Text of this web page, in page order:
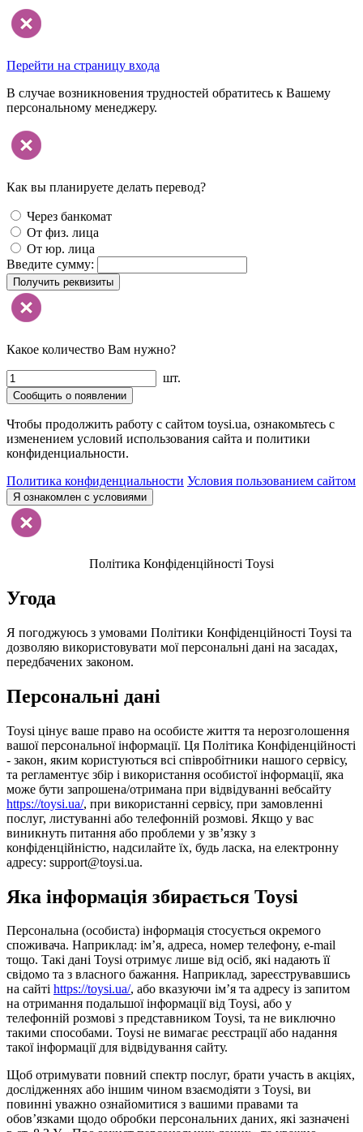
Перейти на страницу входа
В случае возникновения трудностей обратитесь к Вашему
персональному менеджеру.
Как вы планируете делать перевод?
Через банкомат
От физ. лица
От юр. лица
Введите сумму:
Получить реквизиты
Какое количество Вам нужно?
шт.
Сообщить о появлении
Чтобы продолжить работу с сайтом toysi.ua, ознакомьтесь с
изменением условий использования сайта и политики
конфиденциальности.
Политика конфиденциальности Условия пользованием сайтом
Я ознакомлен с условиями
Політика Конфіденційності Toysi
Угода
Я погоджуюсь з умовами Політики Конфіденційності Toysi та
дозволяю використовувати мої персональні дані на засадах,
передбачених законом.
Персональні дані
Toysi цінує ваше право на особисте життя та нерозголошення
вашої персональної інформації. Ця Політика Конфіденційності
- закон, яким користуються всі співробітники нашого сервісу,
та регламентує збір і використання особистої інформації, яка
може бути запрошена/отримана при відвідуванні вебсайту
https://toysi.ua/, при використанні сервісу, при замовленні
послуг, листуванні або телефонній розмові. Якщо у вас
виникнуть питання або проблеми у зв’язку з
конфіденційністю, надсилайте їх, будь ласка, на електронну
адресу: support@toysi.ua.
Яка інформація збирається Toysi
Персональна (особиста) інформація стосується окремого
споживача. Наприклад: ім’я, адреса, номер телефону, e-mail
тощо. Такі дані Toysi отримує лише від осіб, які надають її
свідомо та з власного бажання. Наприклад, зареєструвавшись
на сайті https://toysi.ua/, або вказуючи ім’я та адресу із запитом
на отримання подальшої інформації від Toysi, або у
телефонній розмові з представником Toysi, та не виключно
такими способами. Toysi не вимагає реєстрації або надання
такої інформації для відвідування сайту.
Щоб отримувати повний спектр послуг, брати участь в акціях,
дослідженнях або іншим чином взаємодіяти з Toysi, ви
повинні уважно ознайомитися з вашими правами та
обов’язками щодо обробки персональних даних, які зазначені